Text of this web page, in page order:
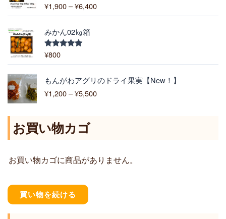
5段階中
5.00
¥1,900 –¥6,400:
0
–
¥
みかん02㎏箱
5段階中
¥800
もんがわアグリのドライ果実【New！】
¥1,200 –¥5,500
格
帯
0
お買い物カゴ
お買い物カゴに商品がありません。
買い物を続ける